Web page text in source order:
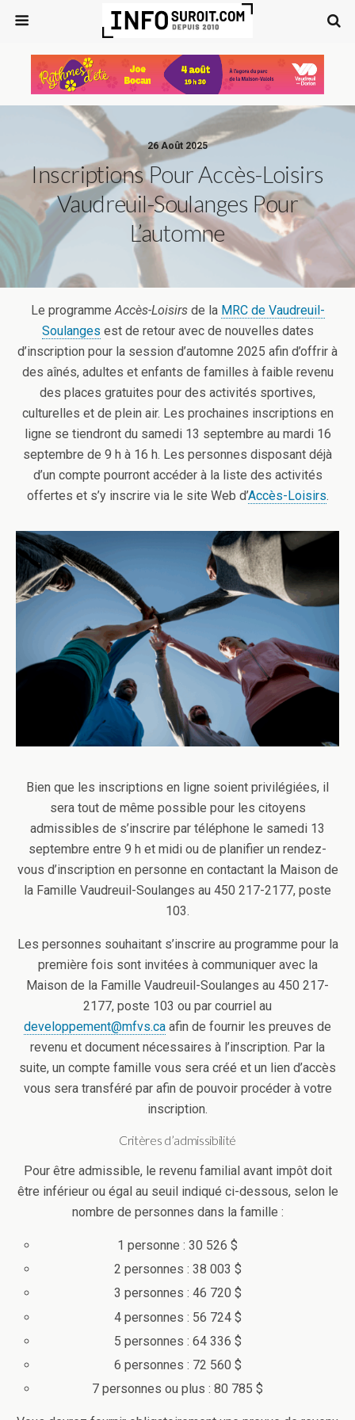
26 Août 2025
Inscriptions Pour Accès-Loisirs
Vaudreuil-Soulanges Pour
L’automne
Le programmeAccès-Loisirs de la MRC de Vaudreuil-
Soulanges est de retour avec de nouvelles dates
d’inscription pour la session d’automne 2025 afin d’offrir à
des aînés, adultes et enfants de familles à faible revenu
des places gratuites pour des activités sportives,
culturelles et de plein air. Les prochaines inscriptions en
ligne se tiendront du samedi 13 septembre au mardi 16
septembre de 9 h à 16 h. Les personnes disposant déjà
d’un compte pourront accéder à la liste des activités
offertes et s’y inscrire via le site Web d’Accès-Loisirs.
Bien que les inscriptions en ligne soient privilégiées, il
sera tout de même possible pour les citoyens
admissibles de s’inscrire par téléphone le samedi 13
septembre entre 9 h et midi ou de planifier un rendez-
vous d’inscription en personne en contactant la Maison de
la Famille Vaudreuil-Soulanges au 450 217-2177, poste
103.
Les personnes souhaitant s’inscrire au programme pour la
première fois sont invitées à communiquer avec la
Maison de la Famille Vaudreuil-Soulanges au 450 217-
2177, poste 103 ou par courriel au
developpement@mfvs.ca afin de fournir les preuves de
revenu et document nécessaires à l’inscription. Par la
suite, un compte famille vous sera créé et un lien d’accès
vous sera transféré par afin de pouvoir procéder à votre
inscription.
Critères d’admissibilité
Pour être admissible, le revenu familial avant impôt doit
être inférieur ou égal au seuil indiqué ci-dessous, selon le
nombre de personnes dans la famille :
1 personne : 30 526 $
2 personnes : 38 003 $
3 personnes : 46 720 $
4 personnes : 56 724 $
5 personnes : 64 336 $
6 personnes : 72 560 $
7 personnes ou plus : 80 785 $